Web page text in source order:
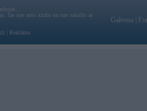
Tas nav auto klubs un nav saistīts ar
Reklāma
Galvena